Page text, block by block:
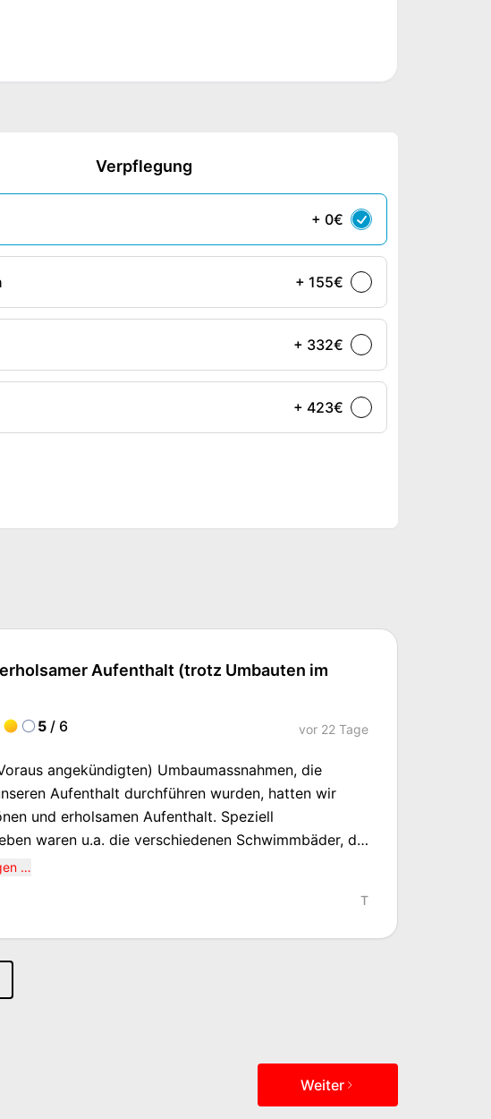
Verpflegung
+ 0€
+ 155€
+ 332€
+ 423€
Aufenthalt (trotz Umbauten im
5 / 6 vor 22 Tage
angekündigten) Umbaumassnahmen, die
Aufenthalt durchführen wurden, hatten wir
und erholsamen Aufenthalt. Speziell
waren u.a. die verschiedenen Schwimmbäder, die
die schöne Lage des Hotels, der kostenlose
…
T
Weiter